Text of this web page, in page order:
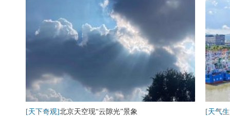
[天下奇观]北京天空现“云隙光”景象
[天气